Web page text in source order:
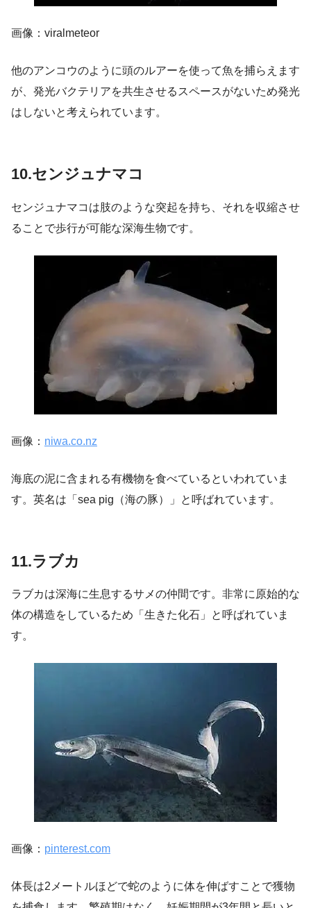
画像：viralmeteor
他のアンコウのように頭のルアーを使って魚を捕らえます
が、発光バクテリアを共生させるスペースがないため発光
はしないと考えられています。
10.センジュナマコ
センジュナマコは肢のような突起を持ち、それを収縮させ
ることで歩行が可能な深海生物です。
画像： niwa.co.nz
海底の泥に含まれる有機物を食べているといわれていま
す。英名は「sea pig（海の豚）」と呼ばれています。
11.ラブカ
ラブカは深海に生息するサメの仲間です。非常に原始的な
体の構造をしているため「生きた化石」と呼ばれていま
す。
画像： pinterest.com
体長は2メートルほどで蛇のように体を伸ばすことで獲物